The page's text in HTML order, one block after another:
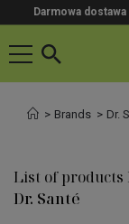
Darmowa dostawa
Brands Dr.
List of products
Dr. Santé